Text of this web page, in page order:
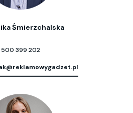
Śmierzchalska
500 399 202